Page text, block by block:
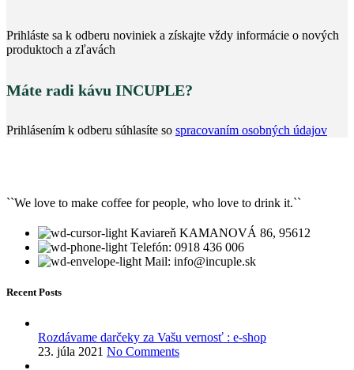
Prihláste sa k odberu noviniek a získajte vždy informácie o nových
produktoch a zľavách
Máte radi kávu INCUPLE?
Prihlásením k odberu súhlasíte so spracovaním osobných údajov
``We love to make coffee for people, who love to drink it.``
Kaviareň KAMANOVÁ 86, 95612
Telefón: 0918 436 006
Mail: info@incuple.sk
Recent Posts
Rozdávame darčeky za Vašu vernosť : e-shop
23. júla 2021 No Comments